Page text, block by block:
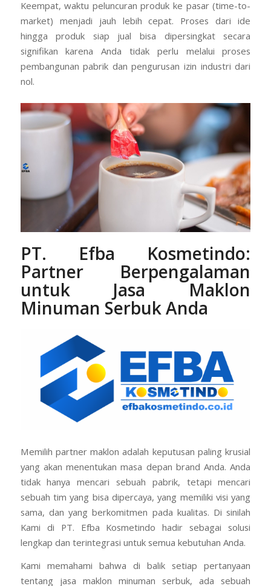
perlu merekrut ahli kimia atau ahli teknologi pangan
sendiri.
Keempat, waktu peluncuran produk ke pasar (time-to-
market) menjadi jauh lebih cepat. Proses dari ide
hingga produk siap jual bisa dipersingkat secara
signifikan karena Anda tidak perlu melalui proses
pembangunan pabrik dan pengurusan izin industri dari
nol.
PT. Efba Kosmetindo:
Partner Berpengalaman
Minuman Serbuk Anda
Memilih partner maklon adalah keputusan paling krusial
yang akan menentukan masa depan brand Anda. Anda
tidak hanya mencari sebuah pabrik, tetapi mencari
sebuah tim yang bisa dipercaya, yang memiliki visi yang
sama, dan yang berkomitmen pada kualitas. Di sinilah
Kami di PT. Efba Kosmetindo hadir sebagai solusi
lengkap dan terintegrasi untuk semua kebutuhan Anda.